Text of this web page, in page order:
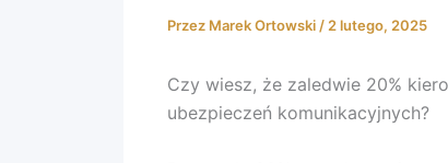
Przez Marek Ortowski / 2 lutego, 2025
Czy wiesz, że zaledwie 20%
ubezpieczeń komunikacyjnych?